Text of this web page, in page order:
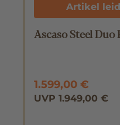
Artikel
Ascaso Steel Duo
1.599,00 €
UVP 1.949,00 €